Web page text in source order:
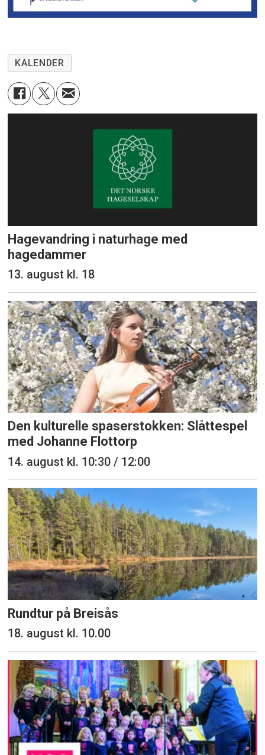
KALENDER
Hagevandring i naturhage med
hagedammer
13. august kl. 18
Den kulturelle spaserstokken: Slåttespel
med Johanne Flottorp
14. august kl. 10:30 / 12:00
Rundtur på Breisås
18. august kl. 10.00